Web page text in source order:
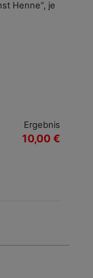
Henne“, je
Ergebnis
10,00 €